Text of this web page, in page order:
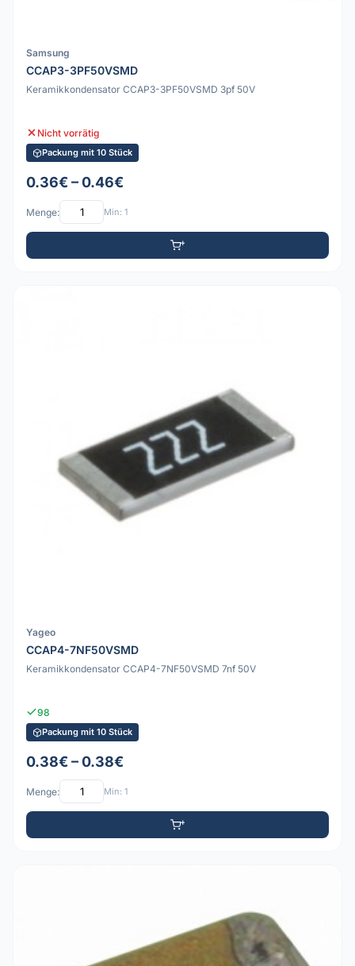
Samsung
CCAP3-3PF50VSMD
Keramikkondensator CCAP3-3PF50VSMD 3pf 50V
Nicht vorrätig
Packung mit 10 Stück
0.36€ – 0.46€
Menge: Min: 1
Yageo
CCAP4-7NF50VSMD
Keramikkondensator CCAP4-7NF50VSMD 7nf 50V
98
Packung mit 10 Stück
0.38€ – 0.38€
Menge: Min: 1